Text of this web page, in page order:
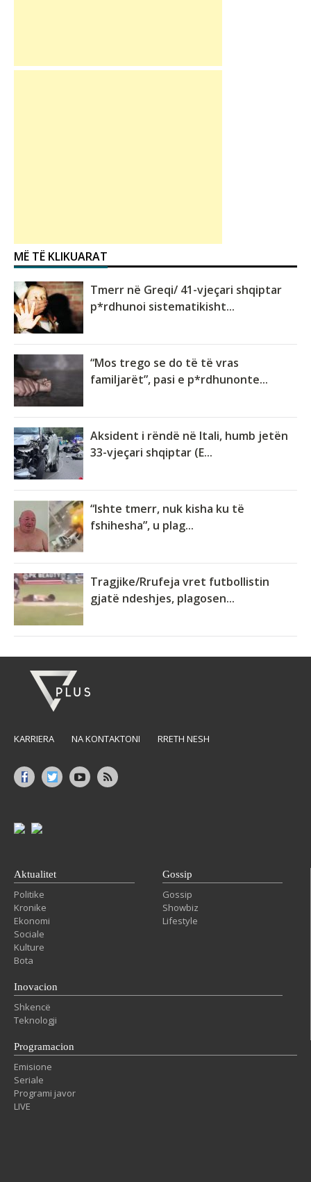
MË TË KLIKUARAT
Tmerr në Greqi/ 41-vjeçari shqiptar
p*rdhunoi sistematikisht...
“Mos trego se do të të vras
familjarët”, pasi e p*rdhunonte...
Aksident i rëndë në Itali, humb jetën
33-vjeçari shqiptar (E...
“Ishte tmerr, nuk kisha ku të
fshihesha”, u plag...
Tragjike/Rrufeja vret futbollistin
gjatë ndeshjes, plagosen...
KARRIERA NA KONTAKTONI RRETH NESH
Aktualitet
Politike
Kronike
Ekonomi
Sociale
Kulture
Bota
Gossip
Gossip
Showbiz
Lifestyle
Inovacion
Shkencë
Teknologji
Programacion
Emisione
Seriale
Programi javor
LIVE